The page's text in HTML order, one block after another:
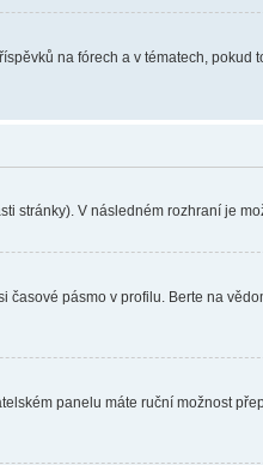
na fórech a v tématech, pokud
stránky). V následném rozhraní je
pásmo v profilu. Berte na
panelu máte ruční možnost